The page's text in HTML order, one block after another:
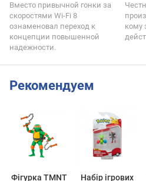
Вместо привычной гонки за
скоростями Wi-Fi 8
ознаменовал переход к
концепции повышенной
надежности.
кому
Рекомендуем
Фігурка TMNT
Набір ігрових